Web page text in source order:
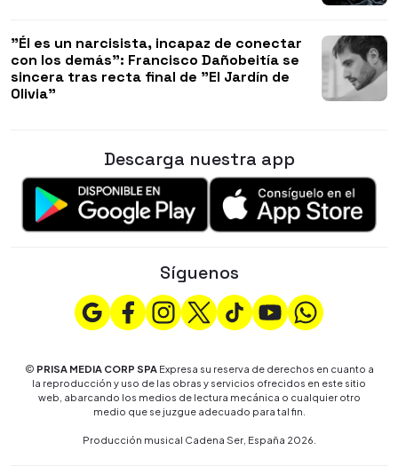
"Él es un narcisista, incapaz de conectar
con los demás": Francisco Dañobeitía se
sincera tras recta final de "El Jardín de
Olivia"
Descarga nuestra app
Síguenos
© PRISA MEDIA CORP SPAExpresa su reserva de derechos en cuanto a
la reproducción y uso de las obras y servicios ofrecidos en este sitio
web, abarcando los medios de lectura mecánica o cualquier otro
medio que se juzgue adecuado para tal fin.
Producción musical Cadena Ser, España 2026.